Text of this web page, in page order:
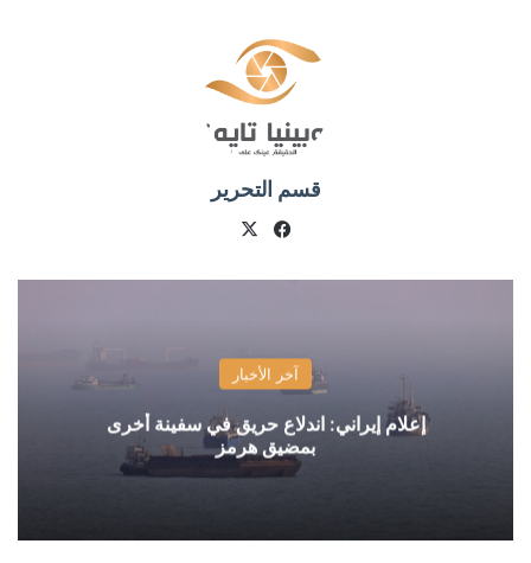
قسم التحرير
فيسبوك
آخر الأخبار
إعلام إيراني: اندلاع حريق في سفينة أخرى
بمضيق هرمز